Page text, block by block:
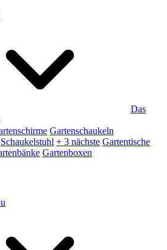
Das
Gartenschaukeln
Schaukelstuhl + 3 nächste Gartentische
Gartenboxen